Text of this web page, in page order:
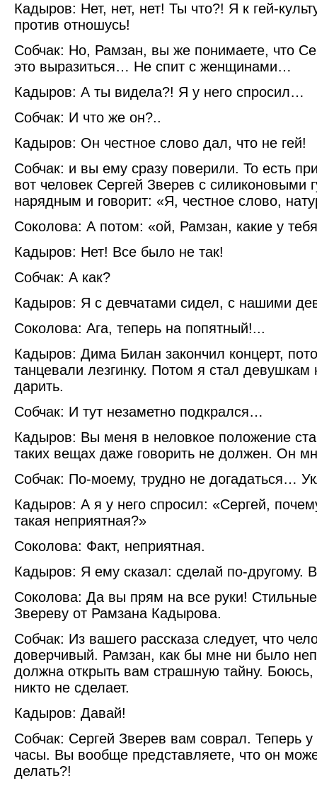
Кадыров: Нет, нет, нет! Ты что?! Я к гей-
против отношусь!
Собчак: Но, Рамзан, вы же понимаете, что
это выразиться… Не спит с женщинами…
Кадыров: А ты видела?! Я у него спросил…
Собчак: И что же он?..
Кадыров: Он честное слово дал, что не гей!
Собчак: и вы ему сразу поверили. То есть
вот человек Сергей Зверев с силиконовыми
нарядным и говорит: «Я, честное слово,
Соколова: А потом: «ой, Рамзан, какие у
Кадыров: Нет! Все было не так!
Собчак: А как?
Кадыров: Я с девчатами сидел, с нашими
Соколова: Ага, теперь на попятный!...
Кадыров: Дима Билан закончил концерт,
танцевали лезгинку. Потом я стал девушкам
дарить.
Собчак: И тут незаметно подкрался…
Кадыров: Вы меня в неловкое положение
таких вещах даже говорить не должен. Он
Собчак: По-моему, трудно не догадаться…
Кадыров: А я у него спросил: «Сергей,
такая неприятная?»
Соколова: Факт, неприятная.
Кадыров: Я ему сказал: сделай по-другому.
Соколова: Да вы прям на все руки!
Звереву от Рамзана Кадырова.
Собчак: Из вашего рассказа следует, что
доверчивый. Рамзан, как бы мне ни было
должна открыть вам страшную тайну. Боюсь,
никто не сделает.
Кадыров: Давай!
Собчак: Сергей Зверев вам соврал. Теперь
часы. Вы вообще представляете, что он
делать?!